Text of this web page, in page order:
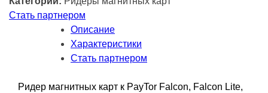
Стать партнером
Описание
Характеристики
Стать партнером
Ридер магнитных карт к PayTor Falcon, Falcon Lite,